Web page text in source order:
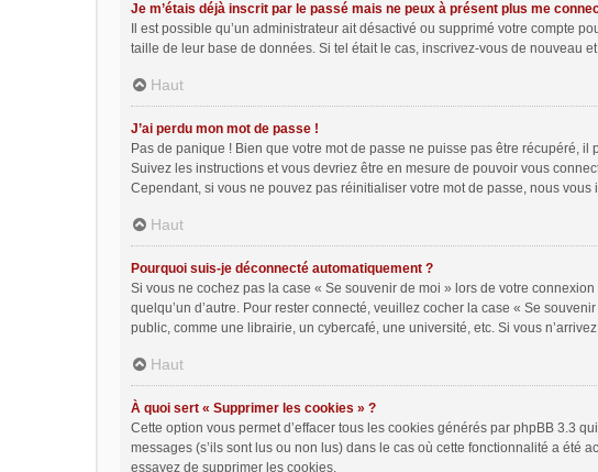
Je m’étais déjà inscrit par le passé mais ne peux à présent plus me
Il est possible qu’un administrateur ait désactivé ou supprimé votre compte
taille de leur base de données. Si tel était le cas, inscrivez-vous de nouveau
Haut
J’ai perdu mon mot de passe !
Pas de panique ! Bien que votre mot de passe ne puisse pas être récupéré,
Suivez les instructions et vous devriez être en mesure de pouvoir vous
Cependant, si vous ne pouvez pas réinitialiser votre mot de passe, nous
Haut
Pourquoi suis-je déconnecté automatiquement ?
Si vous ne cochez pas la case « Se souvenir de moi » lors de votre
quelqu’un d’autre. Pour rester connecté, veuillez cocher la case « Se
public, comme une librairie, un cybercafé, une université, etc. Si vous
Haut
À quoi sert « Supprimer les cookies » ?
Cette option vous permet d’effacer tous les cookies générés par phpBB 3.3
messages (s’ils sont lus ou non lus) dans le cas où cette fonctionnalité a été
essayez de supprimer les cookies.